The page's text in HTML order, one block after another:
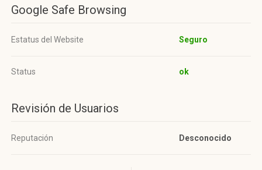
Google Safe Browsing
Estatus del Website Seguro
Status ok
Revisión de Usuarios
Reputación Desconocido